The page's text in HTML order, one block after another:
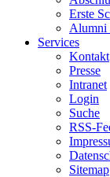
Erste
Alumni
Services
Kontakt
Presse
Intranet
Login
Suche
RSS-
Sitemap